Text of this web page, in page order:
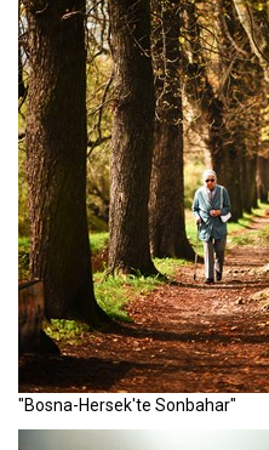
"Bosna-Hersek'te Sonbahar"